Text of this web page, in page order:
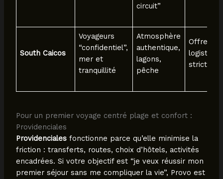
circuit”
South Caicos
Voyageurs
“confidentiel”,
mer et
tranquillité
Atmosphère
authentique,
lagons,
pêche
Offre
stricte
Pour un premier voyage centré plage et confort :
Providenciales
Providencialesfonctionne parce qu’elle minimise la
friction : transferts, routes, choix d’hôtels, activités
encadrées. Si votre objectif est “je veux réussir mon
premier séjour sans me compliquer la vie”, Provo est